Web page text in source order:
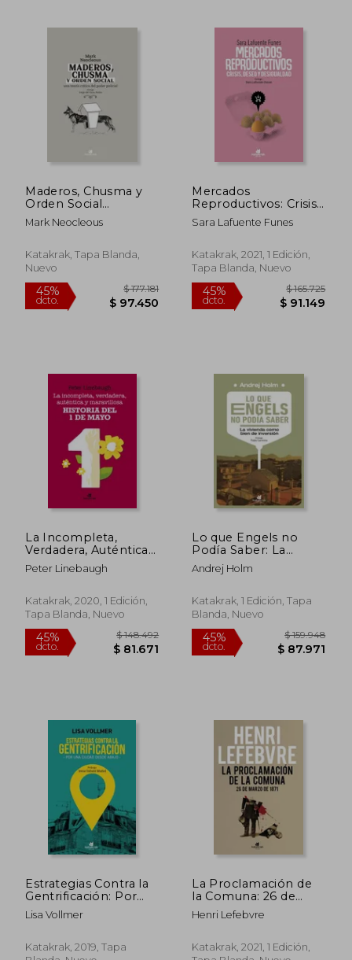
dcto.
45%
dcto.
45%
dcto.
45%
dcto.
Maderos, Chusma y
Orden Social
(Prologo de Jorge del
Cura Anton)
Mark Neocleous
Katakrak, Tapa Blanda,
Nuevo
45%
dcto. $ 97.450
Mercados
Reproductivos: Crisis,
Deseo y Desigualdad
Sara Lafuente Funes
Katakrak, 2021, 1 Edición,
Tapa Blanda, Nuevo
dcto.
La Incompleta,
Verdadera, Auténtica y
Maravillosa Historia
del Primero de Mayo
Peter Linebaugh
Katakrak, 2020, 1 Edición,
Tapa Blanda, Nuevo
Lo que Engels no
Podía Saber: La
Vivienda Como Bien
de Inversión
Andrej Holm
Katakrak, 1 Edición, Tapa
Blanda, Nuevo
Estrategias Contra la
Gentrificación: Por
una Ciudad Desde
Abajo
Lisa Vollmer
Katakrak, 2019, Tapa
La Proclamación de
la Comuna: 26 de
Marzo de 1871
Henri Lefebvre
Katakrak, 2021, 1 Edición,